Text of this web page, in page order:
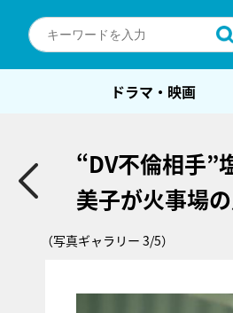
ドラマ・映画
“DV不倫相手”
美子が火事場
（写真ギャラリー 3/5）